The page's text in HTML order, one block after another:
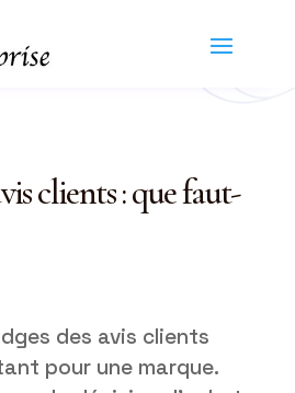
clients : que faut-
des avis clients
pour une marque.